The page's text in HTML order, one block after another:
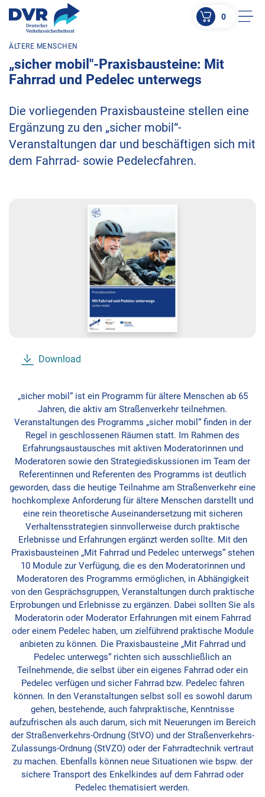
ZUM HAUPTINHALT SPRINGEN
ZUR SUCHE SPRINGEN
0
ÄLTERE MENSCHEN
„sicher mobil"-Praxisbausteine: Mit
Fahrrad und Pedelec unterwegs
Die vorliegenden Praxisbausteine stellen eine
Ergänzung zu den „sicher mobil“-
Veranstaltungen dar und beschäftigen sich mit
dem Fahrrad- sowie Pedelecfahren.
Download
„sicher mobil“ ist ein Programm für ältere Menschen ab 65
Jahren, die aktiv am Straßenverkehr teilnehmen.
Veranstaltungen des Programms „sicher mobil“ finden in der
Regel in geschlossenen Räumen statt. Im Rahmen des
Erfahrungsaustausches mit aktiven Moderatorinnen und
Moderatoren sowie den Strategiediskussionen im Team der
Referentinnen und Referenten des Programms ist deutlich
geworden, dass die heutige Teilnahme am Straßenverkehr eine
hochkomplexe Anforderung für ältere Menschen darstellt und
eine rein theoretische Auseinandersetzung mit sicheren
Verhaltensstrategien sinnvollerweise durch praktische
Erlebnisse und Erfahrungen ergänzt werden sollte. Mit den
Praxisbausteinen „Mit Fahrrad und Pedelec unterwegs“ stehen
10 Module zur Verfügung, die es den Moderatorinnen und
Moderatoren des Programms ermöglichen, in Abhängigkeit
von den Gesprächsgruppen, Veranstaltungen durch praktische
Erprobungen und Erlebnisse zu ergänzen. Dabei sollten Sie als
Moderatorin oder Moderator Erfahrungen mit einem Fahrrad
oder einem Pedelec haben, um zielführend praktische Module
anbieten zu können. Die Praxisbausteine „Mit Fahrrad und
Pedelec unterwegs“ richten sich ausschließlich an
Teilnehmende, die selbst über ein eigenes Fahrrad oder ein
Pedelec verfügen und sicher Fahrrad bzw. Pedelec fahren
können. In den Veranstaltungen selbst soll es sowohl darum
gehen, bestehende, auch fahrpraktische, Kenntnisse
aufzufrischen als auch darum, sich mit Neuerungen im Bereich
der Straßenverkehrs-Ordnung (StVO) und der Straßenverkehrs-
Zulassungs-Ordnung (StVZO) oder der Fahrradtechnik vertraut
zu machen. Ebenfalls können neue Situationen wie bspw. der
sichere Transport des Enkelkindes auf dem Fahrrad oder
Pedelec thematisiert werden.